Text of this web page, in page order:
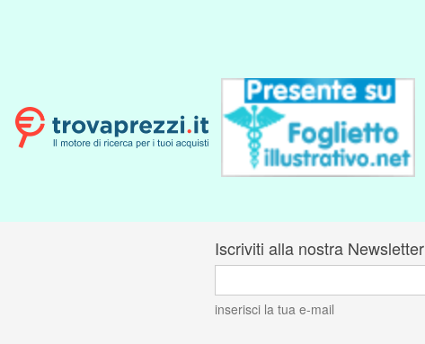
Iscriviti alla nostra Newsletter
inserisci la tua e-mail